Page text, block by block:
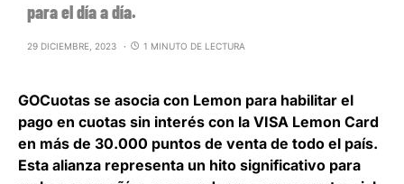
para el día a día.
29 DICIEMBRE, 2023 1 MINUTO DE LECTURA
GOCuotas se asocia con Lemon para habilitar el
pago en cuotas sin interés con la VISA Lemon Card
en más de 30.000 puntos de venta de todo el país.
Esta alianza representa un hito significativo para